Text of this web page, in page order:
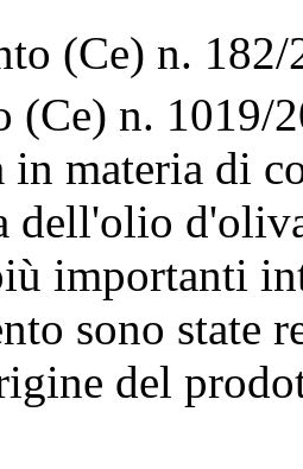
(Ce) n.
(Ce) n. 1019/
materia di
dell'olio
importanti
sono state
del